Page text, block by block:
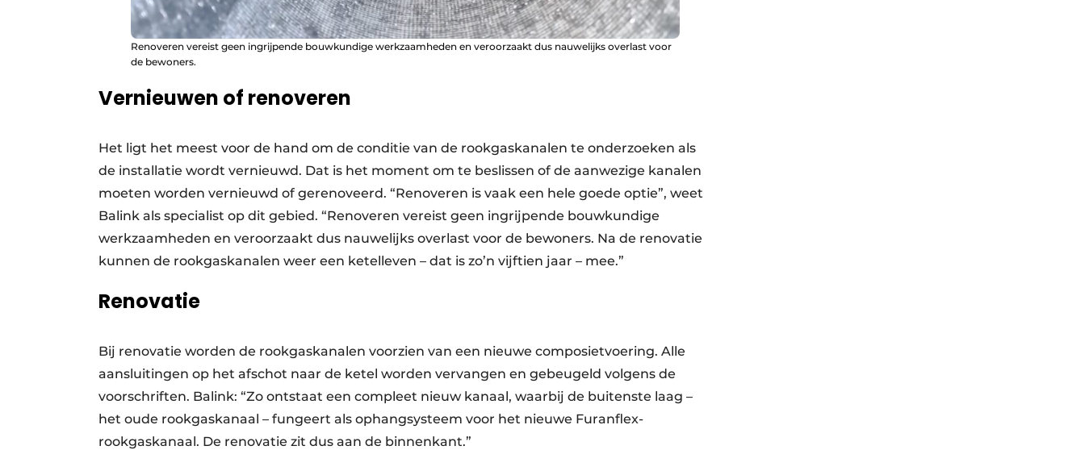
Renoveren vereist geen ingrijpende bouwkundige werkzaamheden en veroorzaakt dus nauwelijks overlast voor
de bewoners.
Vernieuwen of renoveren
Het ligt het meest voor de hand om de conditie van de rookgaskanalen te onderzoeken als
de installatie wordt vernieuwd. Dat is het moment om te beslissen of de aanwezige kanalen
moeten worden vernieuwd of gerenoveerd. “Renoveren is vaak een hele goede optie”, weet
Balink als specialist op dit gebied. “Renoveren vereist geen ingrijpende bouwkundige
werkzaamheden en veroorzaakt dus nauwelijks overlast voor de bewoners. Na de renovatie
kunnen de rookgaskanalen weer een ketel­leven – dat is zo’n vijftien jaar – mee.”
Renovatie
Bij renovatie worden de rookgaskanalen voorzien van een nieuwe composietvoering. Alle
aansluitingen op het afschot naar de ketel worden vervangen en gebeugeld volgens de
voorschriften. Balink: “Zo ontstaat een compleet nieuw kanaal, waarbij de buitenste laag –
het oude rookgas­kanaal – fungeert als ophangsysteem voor het nieuwe Furanflex-
rookgaskanaal. De renovatie zit dus aan de binnenkant.”